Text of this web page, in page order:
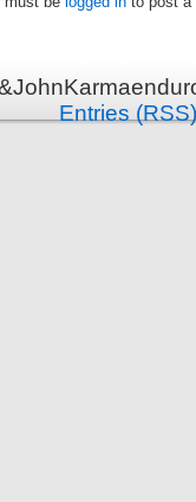
Entries (RSS)